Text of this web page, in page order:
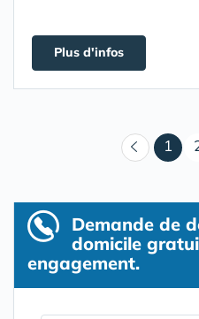
Plus d'infos
1
Demande de
domicile
engagement.